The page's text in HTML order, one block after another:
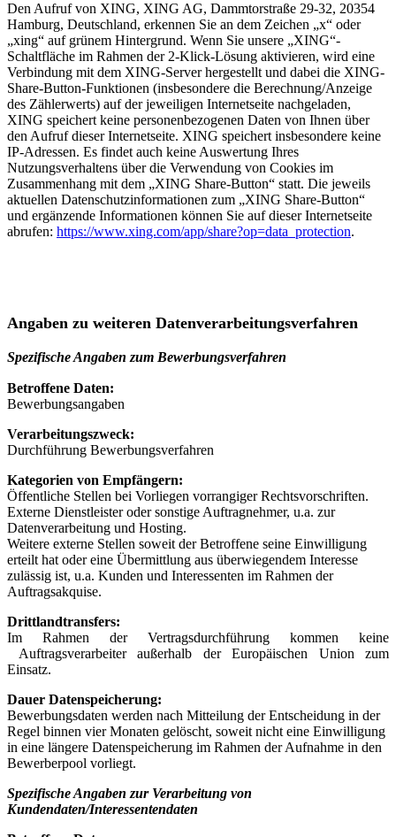
Den Aufruf von XING, XING AG, Dammtorstraße 29-32, 20354
Hamburg, Deutschland, erkennen Sie an dem Zeichen „x“ oder
„xing“ auf grünem Hintergrund. Wenn Sie unsere „XING“-
Schaltfläche im Rahmen der 2-Klick-Lösung aktivieren, wird eine
Verbindung mit dem XING-Server hergestellt und dabei die XING-
Share-Button-Funktionen (insbesondere die Berechnung/Anzeige
des Zählerwerts) auf der jeweiligen Internetseite nachgeladen,
XING speichert keine personenbezogenen Daten von Ihnen über
den Aufruf dieser Internetseite. XING speichert insbesondere keine
IP-Adressen. Es findet auch keine Auswertung Ihres
Nutzungsverhaltens über die Verwendung von Cookies im
Zusammenhang mit dem „XING Share-Button“ statt. Die jeweils
aktuellen Datenschutzinformationen zum „XING Share-Button“
und ergänzende Informationen können Sie auf dieser Internetseite
abrufen: https://www.xing.com/app/share?op=data_protection.
Angaben zu weiteren Datenverarbeitungsverfahren
Spezifische Angaben zum Bewerbungsverfahren
Betroffene Daten:
Bewerbungsangaben
Verarbeitungszweck:
Durchführung Bewerbungsverfahren
Kategorien von Empfängern:
Öffentliche Stellen bei Vorliegen vorrangiger Rechtsvorschriften.
Externe Dienstleister oder sonstige Auftragnehmer, u.a. zur
Datenverarbeitung und Hosting.
Weitere externe Stellen soweit der Betroffene seine Einwilligung
erteilt hat oder eine Übermittlung aus überwiegendem Interesse
zulässig ist, u.a. Kunden und Interessenten im Rahmen der
Auftragsakquise.
Drittlandtransfers:
Im Rahmen der Vertragsdurchführung kommen keine
Auftragsverarbeiter außerhalb der Europäischen Union zum
Einsatz.
Dauer Datenspeicherung:
Bewerbungsdaten werden nach Mitteilung der Entscheidung in der
Regel binnen vier Monaten gelöscht, soweit nicht eine Einwilligung
in eine längere Datenspeicherung im Rahmen der Aufnahme in den
Bewerberpool vorliegt.
Spezifische Angaben zur Verarbeitung von
Kundendaten/Interessentendaten